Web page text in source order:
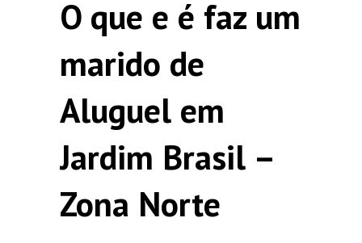
O que e é faz um
marido de
Aluguel em
Jardim Brasil –
Zona Norte